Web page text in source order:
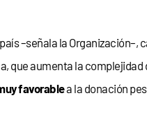
–señala la Organización–,
que aumenta la
favorablea la donación